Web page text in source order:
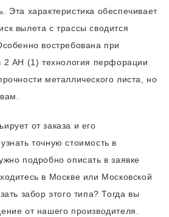
Эта характеристика обеспечивает
вылета с трассы сводится
востребована при
2 АН (1) технология перфорации
металлического листа, но
от заказа и его
точную стоимость в
подробно описать в заявке
в Москве или Московской
забор этого типа? Тогда вы
от нашего производителя.